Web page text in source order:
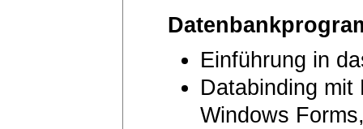
Einführung in
Databinding mit
Windows